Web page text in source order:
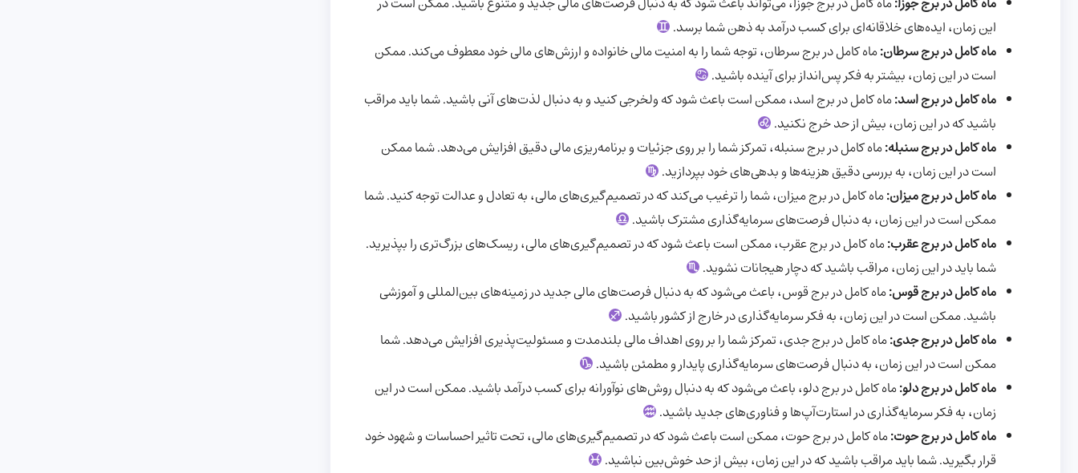
این زمان، ایده‌های خلاقانه‌ای برای کسب درآمد به ذهن شما برسد.
ماه کامل در برج سرطان:ماه کامل در برج سرطان، توجه شما را به امنیت مالی خانواده و ارزش‌های مالی خود معطوف می‌کند. ممکن
است در این زمان، بیشتر به فکر پس‌انداز برای آینده باشید.
ماه کامل در برج اسد:ماه کامل در برج اسد، ممکن است باعث شود که ولخرجی کنید و به دنبال لذت‌های آنی باشید. شما باید مراقب
باشید که در این زمان، بیش از حد خرج نکنید.
ماه کامل در برج سنبله:ماه کامل در برج سنبله، تمرکز شما را بر روی جزئیات و برنامه‌ریزی مالی دقیق افزایش می‌دهد. شما ممکن
است در این زمان، به بررسی دقیق هزینه‌ها و بدهی‌های خود بپردازید.
ماه کامل در برج میزان:ماه کامل در برج میزان، شما را ترغیب می‌کند که در تصمیم‌گیری‌های مالی، به تعادل و عدالت توجه کنید. شما
ممکن است در این زمان، به دنبال فرصت‌های سرمایه‌گذاری مشترک باشید.
ماه کامل در برج عقرب:ماه کامل در برج عقرب، ممکن است باعث شود که در تصمیم‌گیری‌های مالی، ریسک‌های بزرگ‌تری را بپذیرید.
شما باید در این زمان، مراقب باشید که دچار هیجانات نشوید.
ماه کامل در برج قوس:ماه کامل در برج قوس، باعث می‌شود که به دنبال فرصت‌های مالی جدید در زمینه‌های بین‌المللی و آموزشی
باشید. ممکن است در این زمان، به فکر سرمایه‌گذاری در خارج از کشور باشید.
ماه کامل در برج جدی:ماه کامل در برج جدی، تمرکز شما را بر روی اهداف مالی بلندمدت و مسئولیت‌پذیری افزایش می‌دهد. شما
ممکن است در این زمان، به دنبال فرصت‌های سرمایه‌گذاری پایدار و مطمئن باشید.
ماه کامل در برج دلو:ماه کامل در برج دلو، باعث می‌شود که به دنبال روش‌های نوآورانه برای کسب درآمد باشید. ممکن است در این
زمان، به فکر سرمایه‌گذاری در استارت‌آپ‌ها و فناوری‌های جدید باشید.
ماه کامل در برج حوت:ماه کامل در برج حوت، ممکن است باعث شود که در تصمیم‌گیری‌های مالی، تحت تاثیر احساسات و شهود خود
قرار بگیرید. شما باید مراقب باشید که در این زمان، بیش از حد خوش‌بین نباشید.